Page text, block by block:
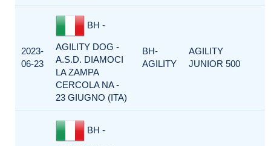
2023-
06-23
BH -
AGILITY DOG -
A.S.D. DIAMOCI
LA ZAMPA
CERCOLA NA -
23 GIUGNO (ITA)
BH-
AGILITY
AGILITY
JUNIOR 500
BH -